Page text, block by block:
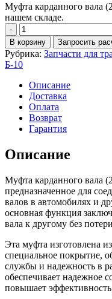
Муфта карданного вала
нашем складе.
Количество
Муфта
карданного
вала
(20-
В корзину Запросить
Рубрика: Запчасти для
Б-10
Описание
Доставка
Оплата
Возврат
Гарантия
Описание
Муфта карданного вала
предназначенное для
валов в автомобилях и
основная функция
вала к другому без
Эта муфта изготовлена
специальное покрытие,
службы и надежность в
обеспечивает надежное
повышает эффективность